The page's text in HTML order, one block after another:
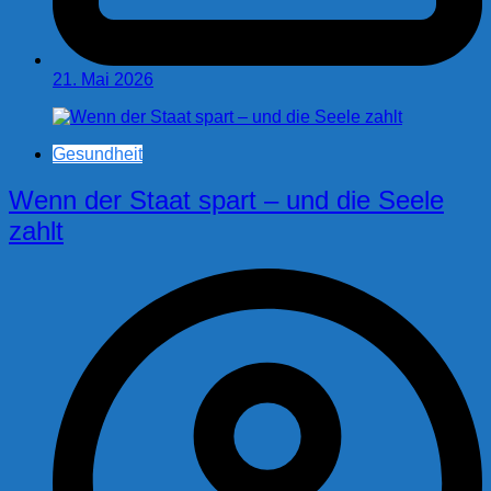
21. Mai 2026
Gesundheit
Wenn der Staat spart – und die Seele
zahlt